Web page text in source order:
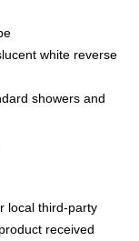
white reverse
showers and
local third-party
received